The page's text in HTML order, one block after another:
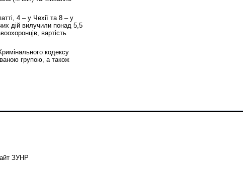
4 – у Чехії та 8 – у
дій вилучили понад 5,5
вартість
кодексу
групою, а також
ЗУНР